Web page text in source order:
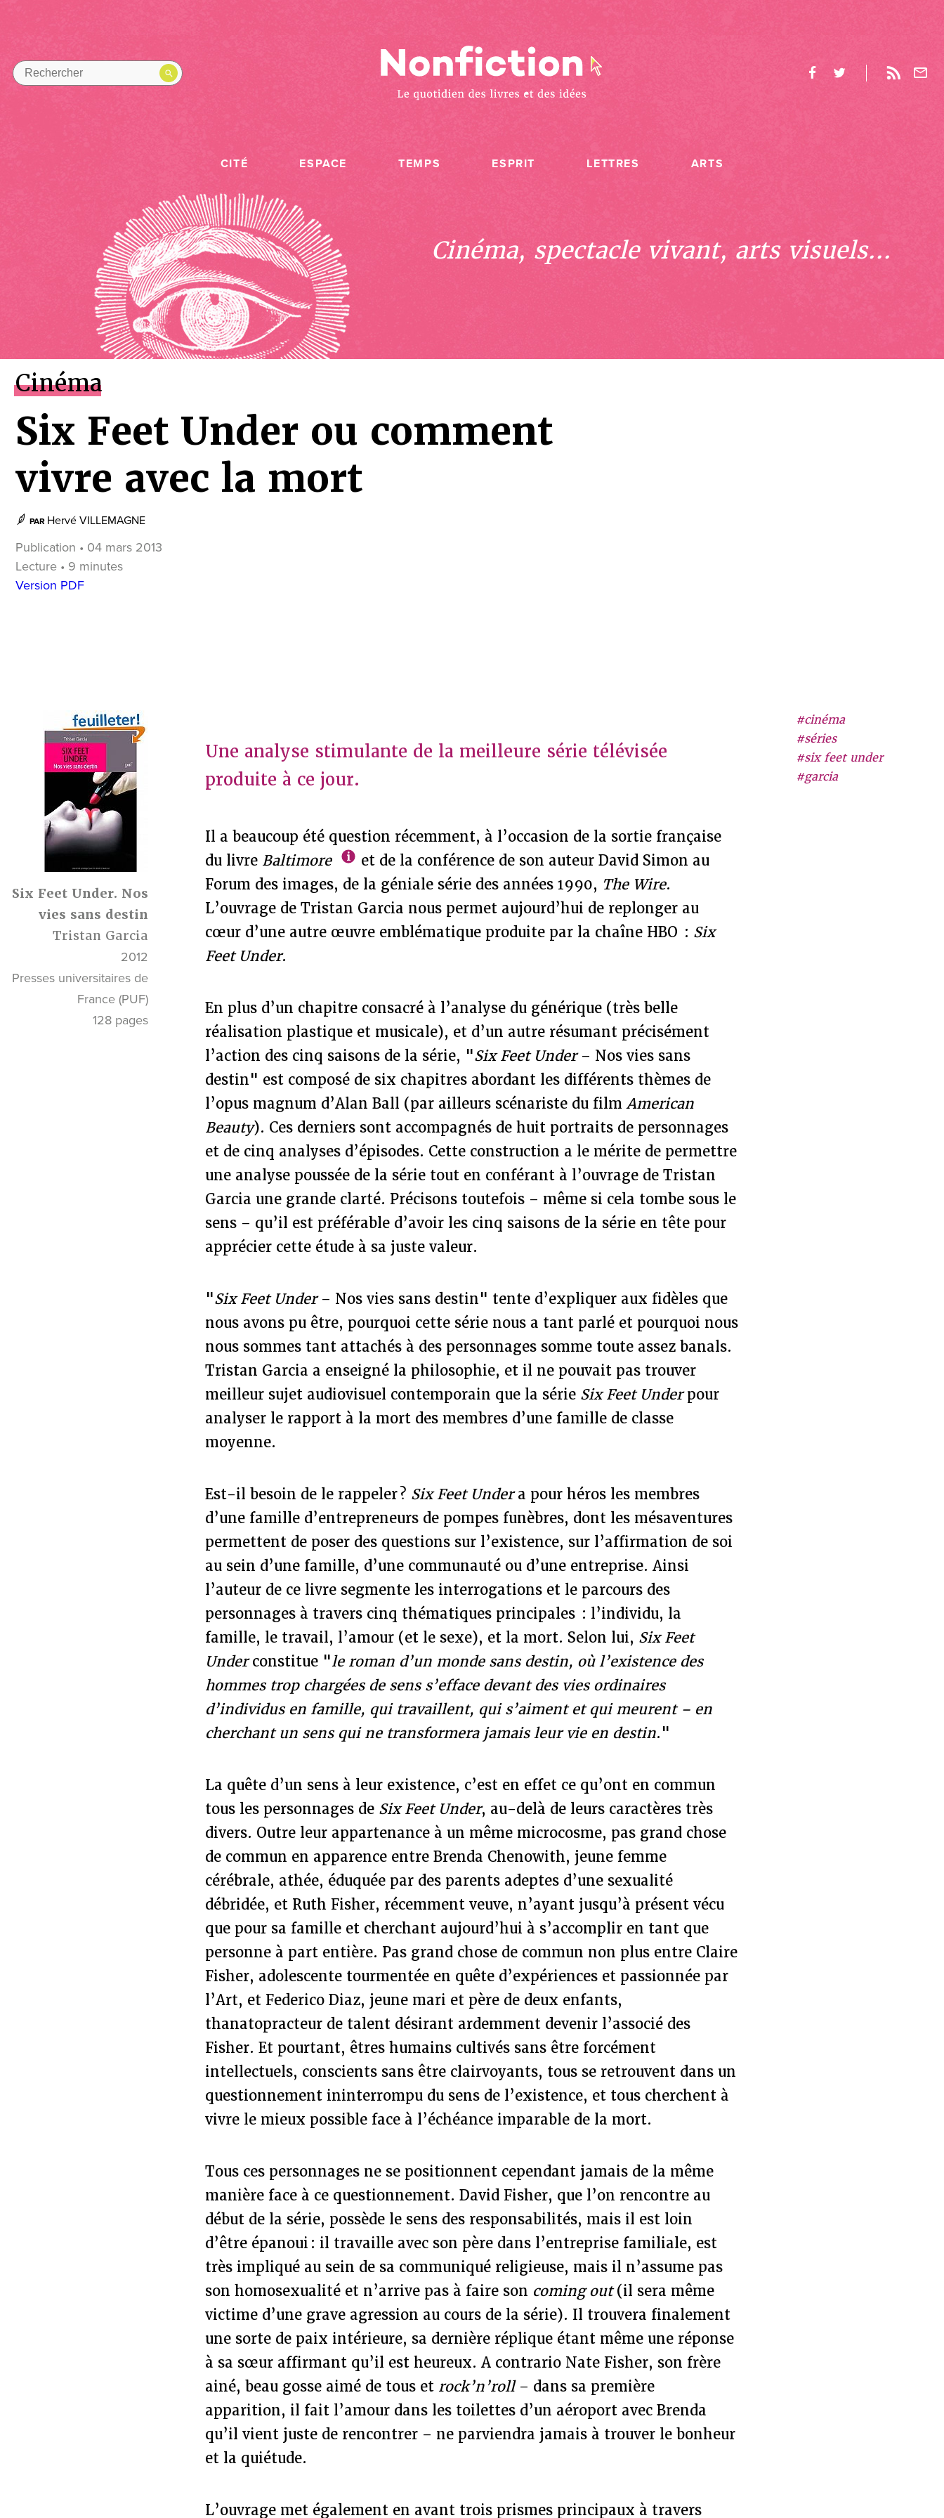
CITÉ ESPACE TEMPS ESPRIT LETTRES ARTS
Cinéma, spectacle vivant, arts visuels...
Cinéma
Six Feet Under ou comment
vivre avec la mort
PAR Hervé VILLEMAGNE
Publication • 04 mars 2013
Lecture • 9 minutes
Version PDF
Six Feet Under. Nos
vies sans destin
Tristan Garcia
2012
Presses universitaires de
France (PUF)
128 pages
#cinéma
#séries
#six feet under
#garcia
Une analyse stimulante de la meilleure série télévisée
produite à ce jour.
Il a beaucoup été question récemment, à l’occasion de la sortie française
du livre Baltimore
et de la conférence de son auteur David Simon au
Forum des images, de la géniale série des années 1990, The Wire.
L’ouvrage de Tristan Garcia nous permet aujourd’hui de replonger au
cœur d’une autre œuvre emblématique produite par la chaîne HBO : Six
Feet Under.
En plus d’un chapitre consacré à l’analyse du générique (très belle
réalisation plastique et musicale), et d’un autre résumant précisément
l’action des cinq saisons de la série, "Six Feet Under– Nos vies sans
destin" est composé de six chapitres abordant les différents thèmes de
l’opus magnum d’Alan Ball (par ailleurs scénariste du filmAmerican
Beauty). Ces derniers sont accompagnés de huit portraits de personnages
et de cinq analyses d’épisodes. Cette construction a le mérite de permettre
une analyse poussée de la série tout en conférant à l’ouvrage de Tristan
Garcia une grande clarté. Précisons toutefois – même si cela tombe sous le
sens – qu’il est préférable d’avoir les cinq saisons de la série en tête pour
apprécier cette étude à sa juste valeur.
"Six Feet Under– Nos vies sans destin" tente d’expliquer aux fidèles que
nous avons pu être, pourquoi cette série nous a tant parlé et pourquoi nous
nous sommes tant attachés à des personnages somme toute assez banals.
Tristan Garcia a enseigné la philosophie, et il ne pouvait pas trouver
meilleur sujet audiovisuel contemporain que la série Six Feet Underpour
analyser le rapport à la mort des membres d’une famille de classe
moyenne.
Est-il besoin de le rappeler ? Six Feet Undera pour héros les membres
d’une famille d’entrepreneurs de pompes funèbres, dont les mésaventures
permettent de poser des questions sur l’existence, sur l’affirmation de soi
au sein d’une famille, d’une communauté ou d’une entreprise. Ainsi
l’auteur de ce livre segmente les interrogations et le parcours des
personnages à travers cinq thématiques principales : l’individu, la
famille, le travail, l’amour (et le sexe), et la mort. Selon lui, Six Feet
Underconstitue "le roman d’un monde sans destin, où l’existence des
hommes trop chargées de sens s’efface devant des vies ordinaires
d’individus en famille, qui travaillent, qui s’aiment et qui meurent – en
cherchant un sens qui ne transformera jamais leur vie en destin."
La quête d’un sens à leur existence, c’est en effet ce qu’ont en commun
tous les personnages de Six Feet Under, au-delà de leurs caractères très
divers. Outre leur appartenance à un même microcosme, pas grand chose
de commun en apparence entre Brenda Chenowith, jeune femme
cérébrale, athée, éduquée par des parents adeptes d’une sexualité
débridée, et Ruth Fisher, récemment veuve, n’ayant jusqu’à présent vécu
que pour sa famille et cherchant aujourd’hui à s’accomplir en tant que
personne à part entière. Pas grand chose de commun non plus entre Claire
Fisher, adolescente tourmentée en quête d’expériences et passionnée par
l’Art, et Federico Diaz, jeune mari et père de deux enfants,
thanatopracteur de talent désirant ardemment devenir l’associé des
Fisher. Et pourtant, êtres humains cultivés sans être forcément
intellectuels, conscients sans être clairvoyants, tous se retrouvent dans un
questionnement ininterrompu du sens de l’existence, et tous cherchent à
vivre le mieux possible face à l’échéance imparable de la mort.
Tous ces personnages ne se positionnent cependant jamais de la même
manière face à ce questionnement. David Fisher, que l’on rencontre au
début de la série, possède le sens des responsabilités, mais il est loin
d’être épanoui : il travaille avec son père dans l’entreprise familiale, est
très impliqué au sein de sa communiqué religieuse, mais il n’assume pas
son homosexualité et n’arrive pas à faire son coming out(il sera même
victime d’une grave agression au cours de la série). Il trouvera finalement
une sorte de paix intérieure, sa dernière réplique étant même une réponse
à sa sœur affirmant qu’il est heureux. A contrario Nate Fisher, son frère
ainé, beau gosse aimé de tous et rock’n’roll– dans sa première
apparition, il fait l’amour dans les toilettes d’un aéroport avec Brenda
qu’il vient juste de rencontrer – ne parviendra jamais à trouver le bonheur
et la quiétude.
L’ouvrage met également en avant trois prismes principaux à travers